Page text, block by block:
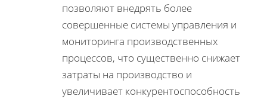
позволяют внедрять более
совершенные системы управления и
мониторинга производственных
процессов, что существенно снижает
затраты на производство и
увеличивает конкурентоспособность